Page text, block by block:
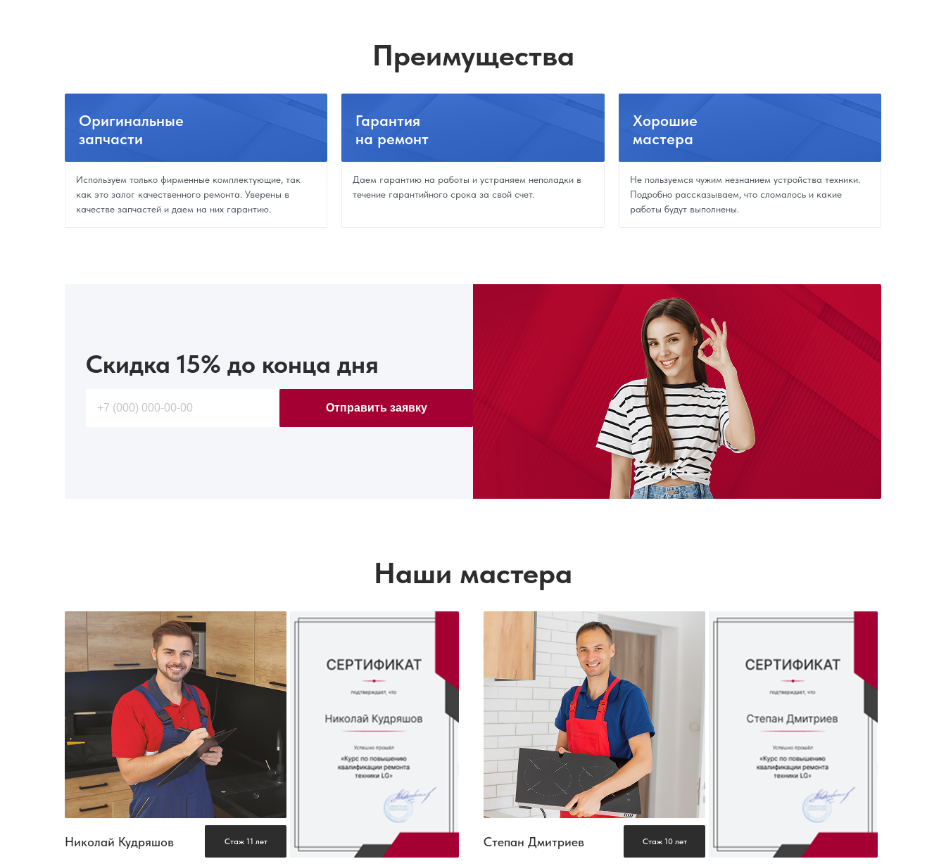
Преимущества
Оригинальные
запчасти
Используем только фирменные комплектующие, так
как это залог качественного ремонта. Уверены в
качестве запчастей и даем на них гарантию.
Гарантия
на ремонт
Даем гарантию на работы и устраняем неполадки в
течение гарантийного срока за свой счет.
Хорошие
мастера
Не пользуемся чужим незнанием устройства техники.
Подробно рассказываем, что сломалось и какие
работы будут выполнены.
Скидка 15% до конца дня
Отправить заявку
Наши мастера
Николай Кудряшов Стаж 11 лет Степан Дмитриев Стаж 10 лет